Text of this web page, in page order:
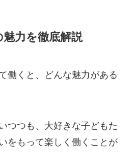
力を徹底解説
働くと、どんな魅力がある
つつも、大好きな子どもた
をもって楽しく働くことが